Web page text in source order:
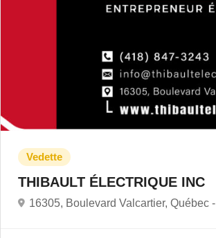
THIBAULT ÉLECTRIQUE INC
16305, Boulevard Valcartier, Québec -